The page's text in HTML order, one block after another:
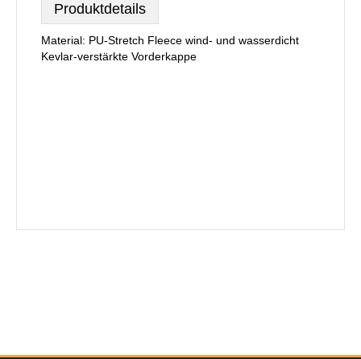
Produktdetails
Material: PU-Stretch Fleece wind- und wasserdicht
Kevlar-verstärkte Vorderkappe